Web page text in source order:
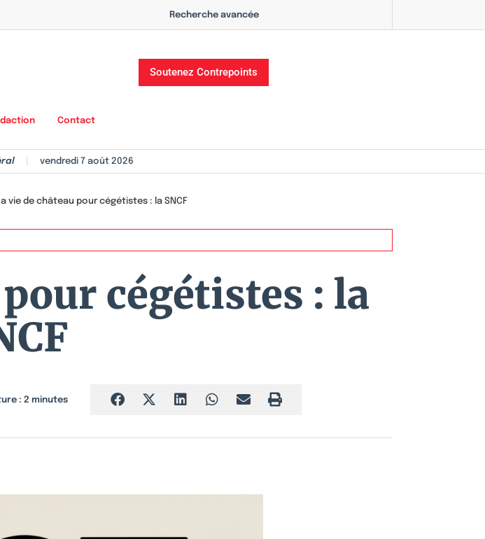
Recherche avancée
Soutenez Contrepoints
Contact
vendredi 7 août 2026
vie de château pour cégétistes : la SNCF
cégétistes : la
: 2 minutes